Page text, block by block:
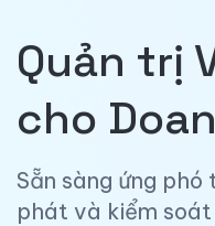
Quản trị
cho
Sẵn sàng ứng
phát và kiểm